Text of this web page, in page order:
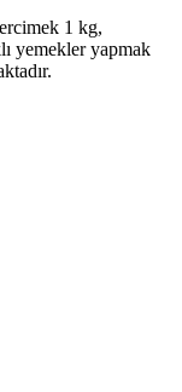
1 kg,
yemekler yapmak